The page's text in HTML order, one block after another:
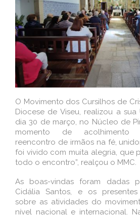
O Movimento dos Cursilhos de
Diocese de Viseu, realizou a
dia 30 de março, no Núcleo de
momento de acolhimento
reencontro de irmãos na fé,
foi vivido com muita alegria, que
todo o encontro”, realçou o MMC.
As boas-vindas foram dadas
Cidália Santos, e os
sobre as atividades do
nível nacional e internacional.